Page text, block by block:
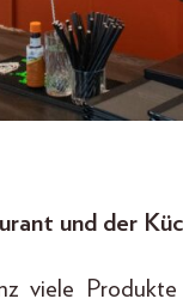
und der
viele